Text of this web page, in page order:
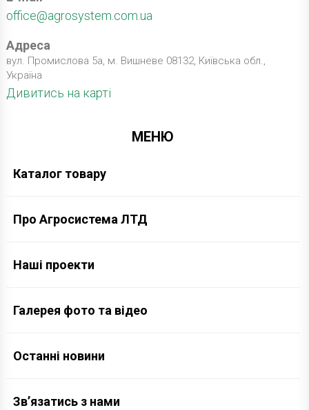
office@agrosystem.com.ua
Адреса
вул. Промислова 5а, м. Вишневе 08132, Київська обл.,
Україна
Дивитись на карті
МЕНЮ
Каталог товару
Про Агросистема ЛТД
Наші проекти
Галерея фото та відео
Останні новини
Зв’язатись з нами